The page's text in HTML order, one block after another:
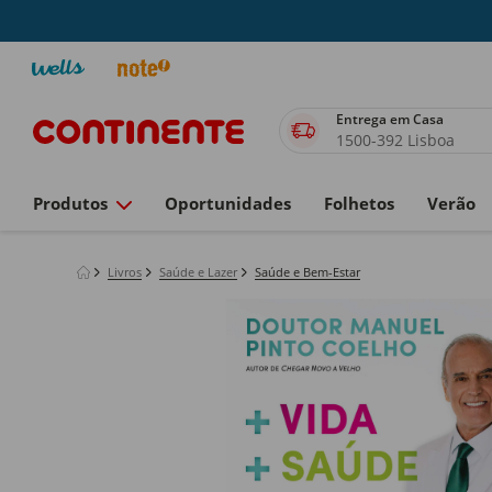
Entrega em Casa
1500-392 Lisboa
Produtos Oportunidades Folhetos Verão
Livros Saúde e Lazer Saúde e Bem-Estar